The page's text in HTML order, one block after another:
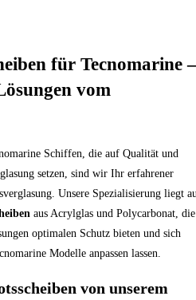
für Tecnomarine –
vom
Schiffen, die auf Qualität und
setzen, sind wir Ihr erfahrener
Unsere Spezialisierung liegt
aus Acrylglas und Polycarbonat, die
optimalen Schutz bieten und sich
Modelle anpassen lassen.
von unserem